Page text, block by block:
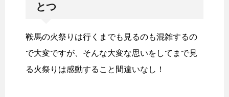
とつ
鞍馬の火祭りは行くまでも見るのも混雑するの
で大変ですが、そんな大変な思いをしてまで見
る火祭りは感動すること間違いなし！